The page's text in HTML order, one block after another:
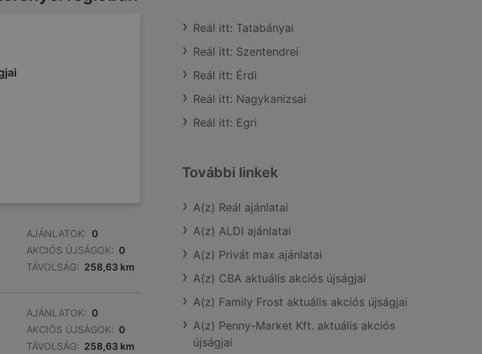
AJÁNLATOK: 0
AKCIÓS ÚJSÁGOK: 0
TÁVOLSÁG: 258,63 km
AJÁNLATOK: 0
AKCIÓS ÚJSÁGOK: 0
TÁVOLSÁG: 258,63 km
Reál itt: Tatabányai
Reál itt: Szentendrei
Reál itt: Érdi
Reál itt: Nagykanizsai
Reál itt: Egri
További linkek
A(z) Reál ajánlatai
A(z) ALDI ajánlatai
A(z) Privát max ajánlatai
A(z) CBA aktuális akciós újságjai
A(z) Family Frost aktuális akciós újságjai
A(z) Penny-Market Kft. aktuális akciós
újságjai